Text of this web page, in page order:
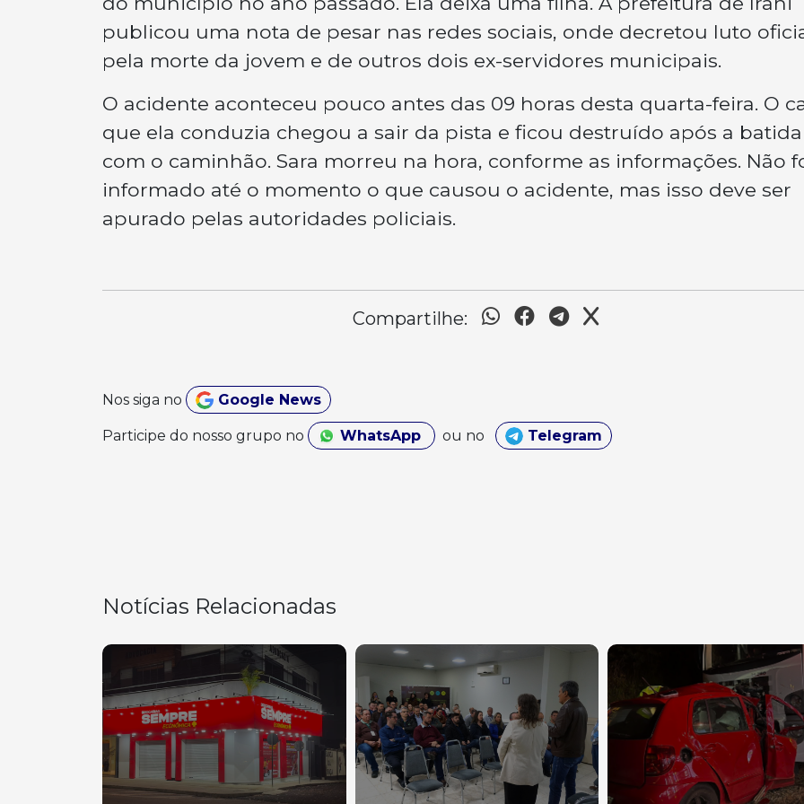
publicou uma nota de pesar nas redes sociais, onde decretou luto
pela morte da jovem e de outros dois ex-servidores municipais.
O acidente aconteceu pouco antes das 09 horas desta quarta-feira. O
que ela conduzia chegou a sair da pista e ficou destruído após a batida
com o caminhão. Sara morreu na hora, conforme as informações. Não
informado até o momento o que causou o acidente, mas isso deve ser
apurado pelas autoridades policiais.
Compartilhe:
Nos siga no Google News
Participe do nosso grupo no WhatsApp ou no Telegram
Notícias Relacionadas